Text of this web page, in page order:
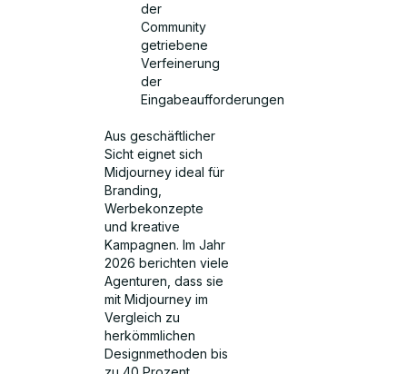
der
Community
getriebene
Verfeinerung
der
Eingabeaufforderungen
Aus geschäftlicher
Sicht eignet sich
Midjourney ideal für
Branding,
Werbekonzepte
und kreative
Kampagnen. Im Jahr
2026 berichten viele
Agenturen, dass sie
mit Midjourney im
Vergleich zu
herkömmlichen
Designmethoden bis